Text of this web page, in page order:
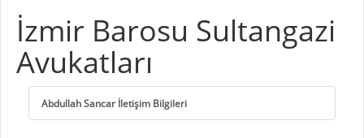
İzmir Barosu Sultangazi
Avukatları
Abdullah Sancar İletişim Bilgileri